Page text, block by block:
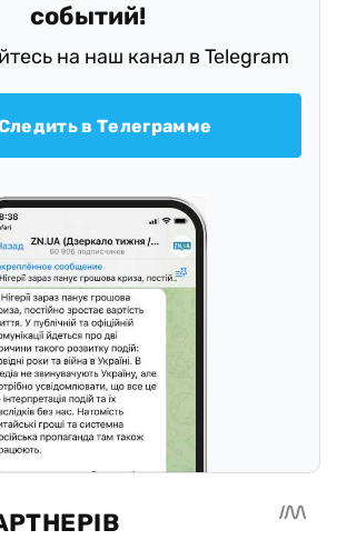
событий!
на наш канал в Telegram
в Телеграмме